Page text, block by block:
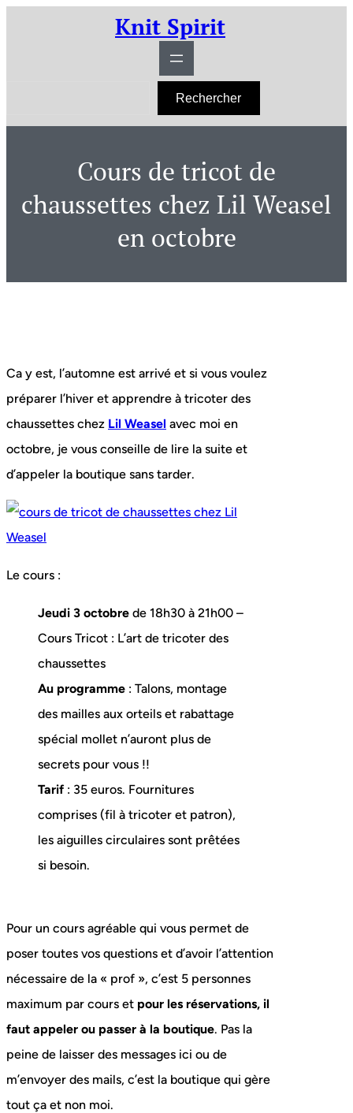
Knit Spirit
h
Rechercher
Cours de tricot de
chaussettes chez Lil Weasel
en octobre
Ca y est, l’automne est arrivé et si vous voulez
préparer l’hiver et apprendre à tricoter des
chaussettes chez Lil Weasel avec moi en
octobre, je vous conseille de lire la suite et
d’appeler la boutique sans tarder.
Le cours :
Jeudi 3 octobre de 18h30 à 21h00 –
Cours Tricot : L’art de tricoter des
chaussettes
Au programme : Talons, montage
des mailles aux orteils et rabattage
spécial mollet n’auront plus de
secrets pour vous !!
Tarif: 35 euros. Fournitures
comprises (fil à tricoter et patron),
les aiguilles circulaires sont prêtées
si besoin.
Pour un cours agréable qui vous permet de
poser toutes vos questions et d’avoir l’attention
nécessaire de la « prof », c’est 5 personnes
maximum par cours et pour les réservations, il
faut appeler ou passer à la boutique. Pas la
peine de laisser des messages ici ou de
m’envoyer des mails, c’est la boutique qui gère
tout ça et non moi.